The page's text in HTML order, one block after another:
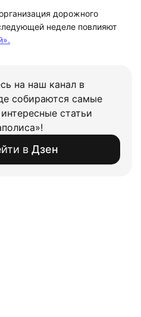
дорожного
неделе повлияют
на наш канал в
собираются самые
статьи
в Дзен